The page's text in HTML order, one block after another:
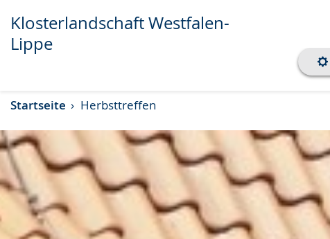
Transkript anzeigen
Abspielen
Pausieren
Klosterlandschaft Westfalen-
Lippe
Startseite Herbsttreffen